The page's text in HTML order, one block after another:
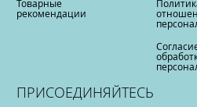
Товарные
рекомендации
ПРИСОЕДИНЯЙТЕСЬ